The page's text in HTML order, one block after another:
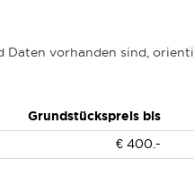
Daten vorhanden sind,
Grundstückspreis bis
€ 400.-